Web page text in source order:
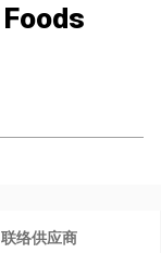
联络供应商